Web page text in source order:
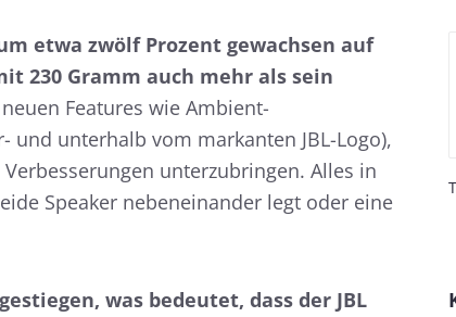
etwa zwölf Prozent gewachsen auf
230 Gramm auch mehr als sein
Features wie Ambient-
und unterhalb vom markanten JBL-Logo),
unterzubringen. Alles in
Speaker nebeneinander legt oder eine
was bedeutet, dass der JBL